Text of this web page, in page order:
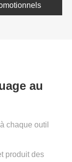
au
chaque outil
produit des